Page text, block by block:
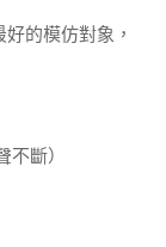
的模仿對象，
斷）